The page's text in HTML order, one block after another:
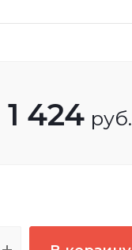
1 424 руб.